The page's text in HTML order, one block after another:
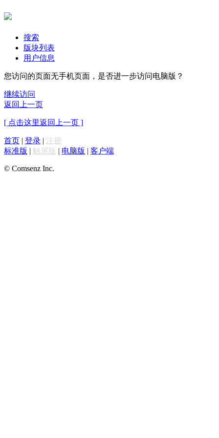
搜索
版块列表
用户信息
您访问的页面无手机页面，是否进一步访问电脑版？
继续访问
返回上一页
[ 点击这里返回上一页 ]
首页 | 登录 | 注册
标准版 | 触屏版 | 电脑版 | 客户端
© Comsenz Inc.